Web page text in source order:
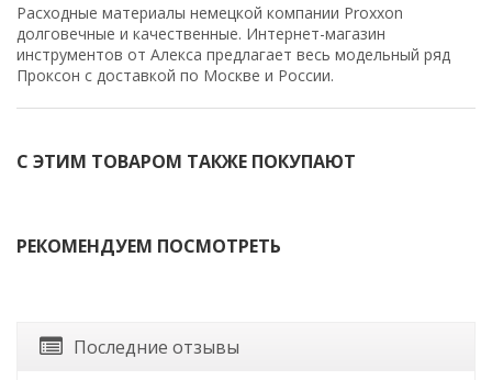
Расходные материалы немецкой компании Proxxon
долговечные и качественные. Интернет-магазин
инструментов от Алекса предлагает весь модельный ряд
Проксон с доставкой по Москве и России.
С ЭТИМ ТОВАРОМ ТАКЖЕ ПОКУПАЮТ
РЕКОМЕНДУЕМ ПОСМОТРЕТЬ
Последние отзывы